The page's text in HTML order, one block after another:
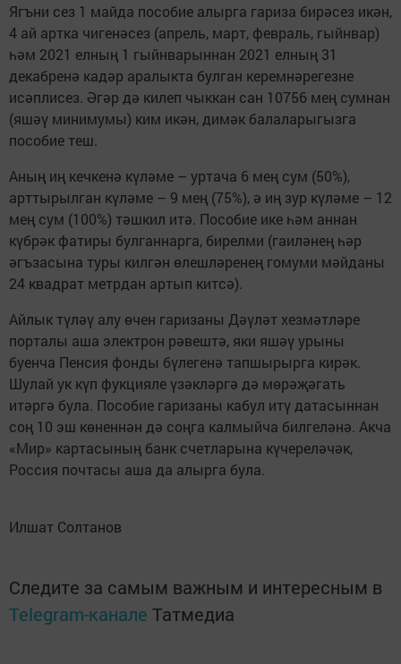
Ягъни сез 1 майда пособие алырга гариза бирәсез икән,
4 ай артка чигенәсез (апрель, март, февраль, гыйнвар)
һәм 2021 елның 1 гыйнварыннан 2021 елның 31
декабренә кадәр аралыкта булган керемнәрегезне
исәплисез. Әгәр дә килеп чыккан сан 10756 мең сумнан
(яшәү минимумы) ким икән, димәк балаларыгызга
пособие теш.
Аның иң кечкенә күләме – уртача 6 мең сум (50%),
арттырылган күләме – 9 мең (75%), ә иң зур күләме – 12
мең сум (100%) тәшкил итә. Пособие ике һәм аннан
күбрәк фатиры булганнарга, бирелми (гаиләнең һәр
әгъзасына туры килгән өлешләренең гомуми мәйданы
24 квадрат метрдан артып китсә).
Айлык түләү алу өчен гаризаны Дәүләт хезмәтләре
порталы аша электрон рәвештә, яки яшәү урыны
буенча Пенсия фонды бүлегенә тапшырырга кирәк.
Шулай ук күп фукцияле үзәкләргә дә мөрәҗәгать
итәргә була. Пособие гаризаны кабул итү датасыннан
соң 10 эш көненнән дә соңга калмыйча билгеләнә. Акча
«Мир» картасының банк счетларына күчереләчәк,
Россия почтасы аша да алырга була.
Илшат Солтанов
Следите за самым важным и интересным в
Telegram-канале Татмедиа